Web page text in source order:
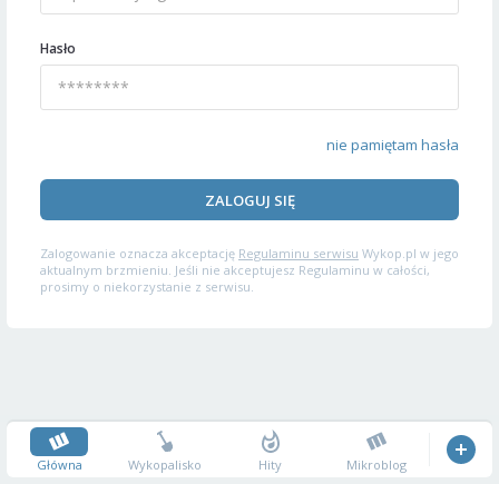
Hasło
nie pamiętam hasła
ZALOGUJ SIĘ
Zalogowanie oznacza akceptację Regulaminu serwisu Wykop.pl w jego
aktualnym brzmieniu. Jeśli nie akceptujesz Regulaminu w całości,
prosimy o niekorzystanie z serwisu.
Główna Wykopalisko Hity Mikroblog